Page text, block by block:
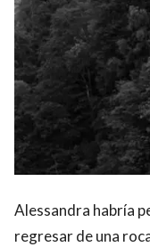
Alessandra habría
regresar de una